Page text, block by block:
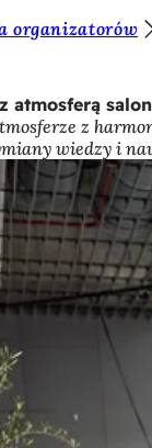
organizatorów
atmosferą
z
wiedzy i